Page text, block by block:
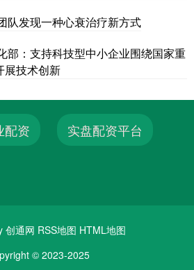
队发现一种心衰治疗新方式
部：支持科技型中小企业围绕国家重
展技术创新
配资 实盘配资平台
创通网 RSS地图 HTML地图
© 2023-2025